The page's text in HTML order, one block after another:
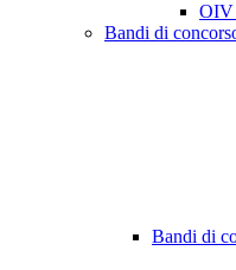
OIV
Bandi di
Bandi di